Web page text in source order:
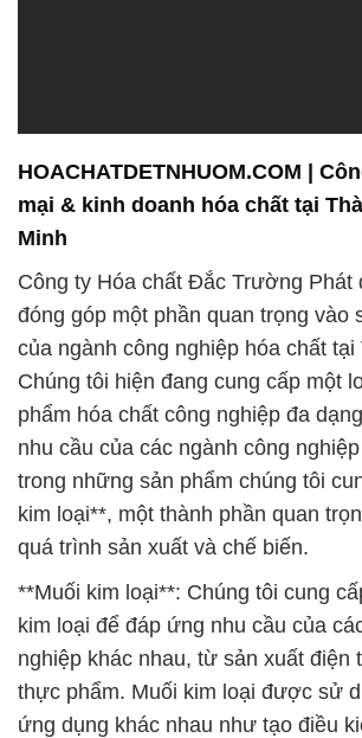
HOACHATDETNHUOM.COM |
mại & kinh doanh hóa chất tại
Minh
Công ty Hóa chất Đắc Trường Phát
đóng góp một phần quan trọng vào
của ngành công nghiệp hóa chất tại
Chúng tôi hiện đang cung cấp một
phẩm hóa chất công nghiệp đa
nhu cầu của các ngành công
trong những sản phẩm chúng tôi
kim loại**, một thành phần quan
quá trình sản xuất và chế biến.
**Muối kim loại**: Chúng tôi cung
kim loại để đáp ứng nhu cầu của
nghiệp khác nhau, từ sản xuất điện
thực phẩm. Muối kim loại được sử
ứng dụng khác nhau như tạo điều